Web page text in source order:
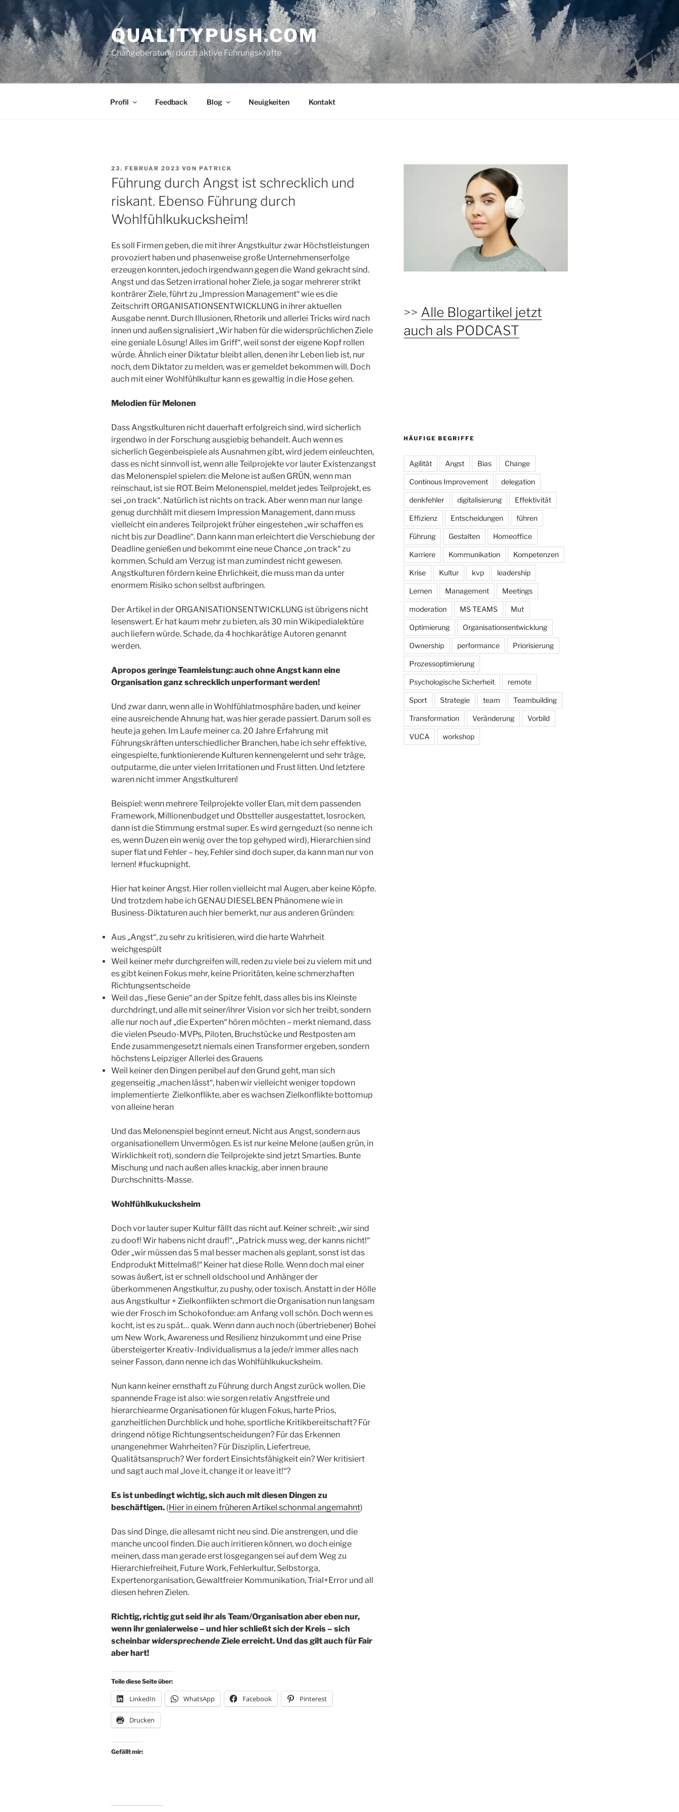
Inhalt
springen
QUALITYPUSH.COM
Changeberatung durch aktive Führungskräfte
Profil Feedback Blog Neuigkeiten Kontakt
VERÖFFENTLICHT
AM
23. FEBRUAR 2023 VON PATRICK
Führung durch Angst ist schrecklich und
riskant. Ebenso Führung durch
Wohlfühlkukucksheim!
Es soll Firmen geben, die mit ihrer Angstkultur zwar Höchstleistungen
provoziert haben und phasenweise große Unternehmenserfolge
erzeugen konnten, jedoch irgendwann gegen die Wand gekracht sind.
Angst und das Setzen irrational hoher Ziele, ja sogar mehrerer strikt
konträrer Ziele, führt zu „Impression Management“ wie es die
Zeitschrift ORGANISATIONSENTWICKLUNG in ihrer aktuellen
Ausgabe nennt. Durch Illusionen, Rhetorik und allerlei Tricks wird nach
innen und außen signalisiert „Wir haben für die widersprüchlichen Ziele
eine geniale Lösung! Alles im Griff“, weil sonst der eigene Kopf rollen
würde. Ähnlich einer Diktatur bleibt allen, denen ihr Leben lieb ist, nur
noch, dem Diktator zu melden, was er gemeldet bekommen will. Doch
auch mit einer Wohlfühlkultur kann es gewaltig in die Hose gehen.
Melodien für Melonen
Dass Angstkulturen nicht dauerhaft erfolgreich sind, wird sicherlich
irgendwo in der Forschung ausgiebig behandelt. Auch wenn es
sicherlich Gegenbeispiele als Ausnahmen gibt, wird jedem einleuchten,
dass es nicht sinnvoll ist, wenn alle Teilprojekte vor lauter Existenzangst
das Melonenspiel spielen: die Melone ist außen GRÜN, wenn man
reinschaut, ist sie ROT. Beim Melonenspiel, meldet jedes Teilprojekt, es
sei „on track“. Natürlich ist nichts on track. Aber wenn man nur lange
genug durchhält mit diesem Impression Management, dann muss
vielleicht ein anderes Teilprojekt früher eingestehen „wir schaffen es
nicht bis zur Deadline“. Dann kann man erleichtert die Verschiebung der
Deadline genießen und bekommt eine neue Chance „on track“ zu
kommen. Schuld am Verzug ist man zumindest nicht gewesen.
Angstkulturen fördern keine Ehrlichkeit, die muss man da unter
enormem Risiko schon selbst aufbringen.
Der Artikel in der ORGANISATIONSENTWICKLUNG ist übrigens nicht
lesenswert. Er hat kaum mehr zu bieten, als 30 min Wikipedialektüre
auch liefern würde. Schade, da 4 hochkarätige Autoren genannt
werden.
Apropos geringe Teamleistung: auch ohne Angst kann eine
Organisation ganz schrecklich unperformant werden!
Und zwar dann, wenn alle in Wohlfühlatmosphäre baden, und keiner
eine ausreichende Ahnung hat, was hier gerade passiert. Darum soll es
heute ja gehen. Im Laufe meiner ca. 20 Jahre Erfahrung mit
Führungskräften unterschiedlicher Branchen, habe ich sehr effektive,
eingespielte, funktionierende Kulturen kennengelernt und sehr träge,
outputarme, die unter vielen Irritationen und Frust litten. Und letztere
waren nicht immer Angstkulturen!
Beispiel: wenn mehrere Teilprojekte voller Elan, mit dem passenden
Framework, Millionenbudget und Obstteller ausgestattet, losrocken,
dann ist die Stimmung erstmal super. Es wird gerngeduzt (so nenne ich
es, wenn Duzen ein wenig over the top gehyped wird), Hierarchien sind
super flat und Fehler – hey, Fehler sind doch super, da kann man nur von
lernen! #fuckupnight.
Hier hat keiner Angst. Hier rollen vielleicht mal Augen, aber keine Köpfe.
Und trotzdem habe ich GENAU DIESELBEN Phänomene wie in
Business-Diktaturen auch hier bemerkt, nur aus anderen Gründen:
Aus „Angst“, zu sehr zu kritisieren, wird die harte Wahrheit
weichgespült
Weil keiner mehr durchgreifen will, reden zu viele bei zu vielem mit und
es gibt keinen Fokus mehr, keine Prioritäten, keine schmerzhaften
Richtungsentscheide
Weil das „fiese Genie“ an der Spitze fehlt, dass alles bis ins Kleinste
durchdringt, und alle mit seiner/ihrer Vision vor sich her treibt, sondern
alle nur noch auf „die Experten“ hören möchten – merkt niemand, dass
die vielen Pseudo-MVPs, Piloten, Bruchstücke und Restposten am
Ende zusammengesetzt niemals einen Transformer ergeben, sondern
höchstens Leipziger Allerlei des Grauens
Weil keiner den Dingen penibel auf den Grund geht, man sich
gegenseitig „machen lässt“, haben wir vielleicht weniger topdown
implementierte Zielkonflikte, aber es wachsen Zielkonflikte bottomup
von alleine heran
Und das Melonenspiel beginnt erneut. Nicht aus Angst, sondern aus
organisationellem Unvermögen. Es ist nur keine Melone (außen grün, in
Wirklichkeit rot), sondern die Teilprojekte sind jetzt Smarties. Bunte
Mischung und nach außen alles knackig, aber innen braune
Durchschnitts-Masse.
Wohlfühlkukucksheim
Doch vor lauter super Kultur fällt das nicht auf. Keiner schreit: „wir sind
zu doof! Wir habens nicht drauf!“, „Patrick muss weg, der kanns nicht!“
Oder „wir müssen das 5 mal besser machen als geplant, sonst ist das
Endprodukt Mittelmaß!“ Keiner hat diese Rolle. Wenn doch mal einer
sowas äußert, ist er schnell oldschool und Anhänger der
überkommenen Angstkultur, zu pushy, oder toxisch. Anstatt in der Hölle
aus Angstkultur + Zielkonflikten schmort die Organisation nun langsam
wie der Frosch im Schokofondue: am Anfang voll schön. Doch wenn es
kocht, ist es zu spät… quak. Wenn dann auch noch (übertriebener) Bohei
um New Work, Awareness und Resilienz hinzukommt und eine Prise
übersteigerter Kreativ-Individualismus a la jede/r immer alles nach
seiner Fasson, dann nenne ich das Wohlfühlkukucksheim.
Nun kann keiner ernsthaft zu Führung durch Angst zurück wollen. Die
spannende Frage ist also: wie sorgen relativ Angstfreie und
hierarchiearme Organisationen für klugen Fokus, harte Prios,
ganzheitlichen Durchblick und hohe, sportliche Kritikbereitschaft? Für
dringend nötige Richtungsentscheidungen? Für das Erkennen
unangenehmer Wahrheiten? Für Disziplin, Liefertreue,
Qualitätsanspruch? Wer fordert Einsichtsfähigkeit ein? Wer kritisiert
und sagt auch mal „love it, change it or leave it!“?
Es ist unbedingt wichtig, sich auch mit diesen Dingen zu
beschäftigen. (Hier in einem früheren Artikel schonmal angemahnt)
Das sind Dinge, die allesamt nicht neu sind. Die anstrengen, und die
manche uncool finden. Die auch irritieren können, wo doch einige
meinen, dass man gerade erst losgegangen sei auf dem Weg zu
Hierarchiefreiheit, Future Work, Fehlerkultur, Selbstorga,
Expertenorganisation, Gewaltfreier Kommunikation, Trial+Error und all
diesen hehren Zielen.
Richtig, richtig gut seid ihr als Team/Organisation aber eben nur,
wenn ihr genialerweise – und hier schließt sich der Kreis – sich
scheinbar widersprechendeZiele erreicht. Und das gilt auch für Fair
aber hart!
Teile diese Seite über:
LinkedIn WhatsApp Facebook Pinterest
Drucken
Gefällt mir:
>> Alle Blogartikel jetzt
auch als PODCAST
HÄUFIGE BEGRIFFE
Agilität Angst Bias Change
Continous Improvement delegation
denkfehler digitalisierung Effektivität
Effizienz Entscheidungen führen
Führung Gestalten Homeoffice
Karriere Kommunikation Kompetenzen
Krise Kultur kvp leadership
Lernen Management Meetings
moderation MS TEAMS Mut
Optimierung Organisationsentwicklung
Ownership performance Priorisierung
Prozessoptimierung
Psychologische Sicherheit remote
Sport Strategie team Teambuilding
Transformation Veränderung Vorbild
VUCA workshop